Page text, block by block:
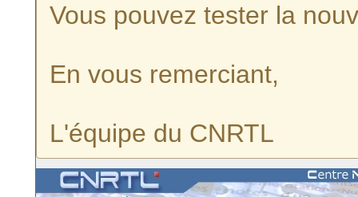
Vous pouvez tester la
En vous remerciant,
L'équipe du CNRTL